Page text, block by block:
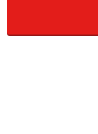
「冷蔵庫